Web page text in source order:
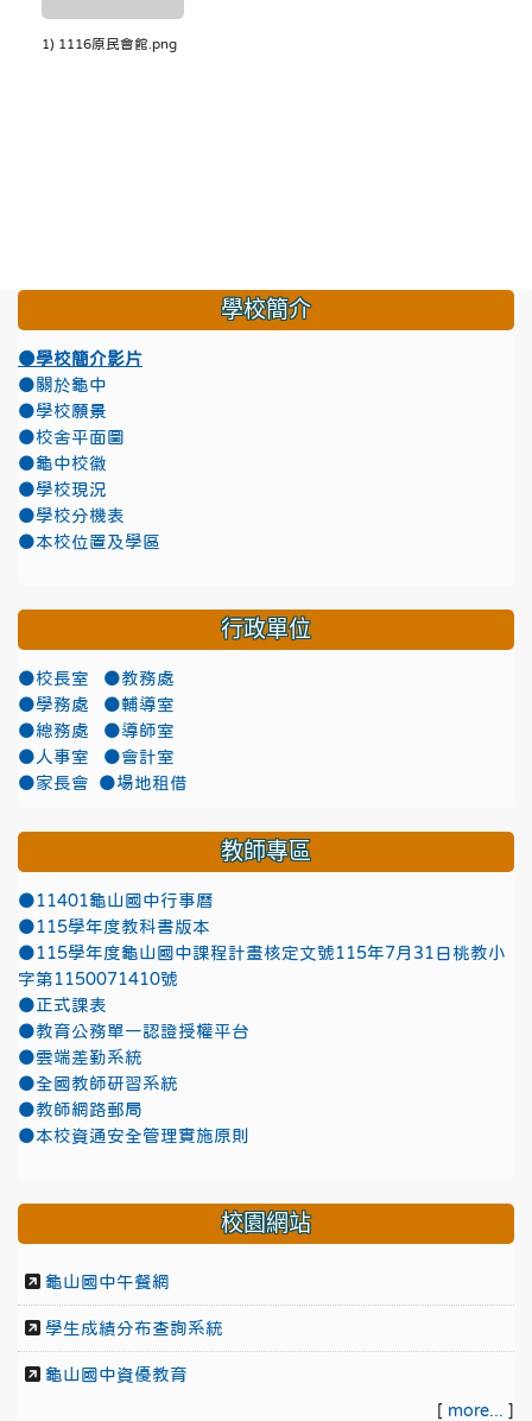
1) 1116原民會館.png
學校簡介
●學校簡介影片
●關於龜中
●學校願景
●校舍平面圖
●龜中校徽
●學校現況
●學校分機表
●本校位置及學區
行政單位
●校長室
●教務處
●學務處
●輔導室
●總務處
●導師室
●人事室
●會計室
●家長會
●場地租借
教師專區
●11401龜山國中行事曆
●115學年度教科書版本
●115學年度龜山國中課程計畫核定文號115年7月31日桃教小
字第1150071410號
●正式課表
●教育公務單一認證授權平台
●雲端差勤系統
●全國教師研習系統
●教師網路郵局
●本校資通安全管理實施原則
校園網站
龜山國中午餐網
學生成績分布查詢系統
龜山國中資優教育
[ more... ]